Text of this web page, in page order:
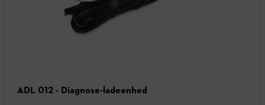
ADL 012 - Diagnose-ladeenhed